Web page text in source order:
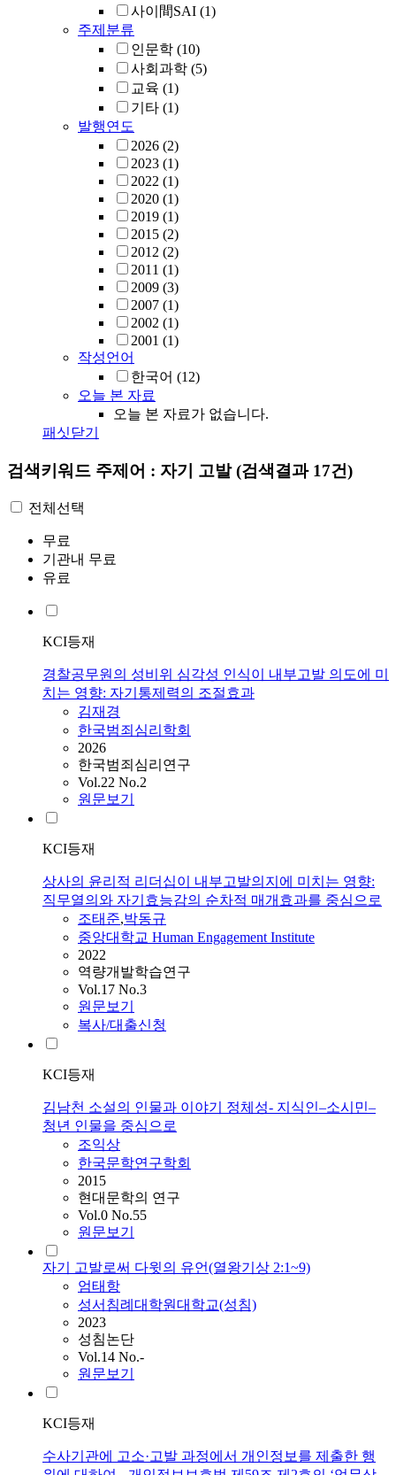
사이間SAI (1)
주제분류
인문학 (10)
사회과학 (5)
교육 (1)
기타 (1)
발행연도
2026 (2)
2023 (1)
2022 (1)
2020 (1)
2019 (1)
2015 (2)
2012 (2)
2011 (1)
2009 (3)
2007 (1)
2002 (1)
2001 (1)
작성언어
한국어 (12)
오늘 본 자료
오늘 본 자료가 없습니다.
패싯닫기
검색키워드 주제어 : 자기 고발(검색결과 17건)
전체선택
무료
기관내 무료
유료
KCI등재
경찰공무원의 성비위 심각성 인식이 내부고발 의도에 미
치는 영향: 자기통제력의 조절효과
김재경
한국범죄심리학회
2026
한국범죄심리연구
Vol.22 No.2
원문보기
KCI등재
상사의 윤리적 리더십이 내부고발의지에 미치는 영향:
직무열의와 자기효능감의 순차적 매개효과를 중심으로
조태준,박동규
중앙대학교 Human Engagement Institute
2022
역량개발학습연구
Vol.17 No.3
원문보기
복사/대출신청
KCI등재
김남천 소설의 인물과 이야기 정체성- 지식인–소시민–
청년 인물을 중심으로
조익상
한국문학연구학회
2015
현대문학의 연구
Vol.0 No.55
원문보기
자기 고발로써 다윗의 유언(열왕기상 2:1~9)
엄태항
성서침례대학원대학교(성침)
2023
성침논단
Vol.14 No.-
원문보기
KCI등재
수사기관에 고소·고발 과정에서 개인정보를 제출한 행